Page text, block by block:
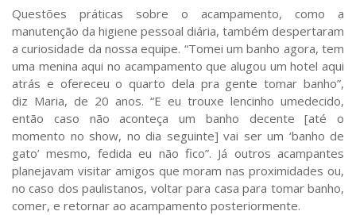
Questões práticas sobre o acampamento, como a
manutenção da higiene pessoal diária, também despertaram
a curiosidade da nossa equipe. “Tomei um banho agora, tem
uma menina aqui no acampamento que alugou um hotel aqui
atrás e ofereceu o quarto dela pra gente tomar banho”,
diz Maria, de 20 anos. “E eu trouxe lencinho umedecido,
então caso não aconteça um banho decente [até o
momento no show, no dia seguinte] vai ser um ‘banho de
gato’ mesmo, fedida eu não fico”. Já outros acampantes
planejavam visitar amigos que moram nas proximidades ou,
no caso dos paulistanos, voltar para casa para tomar banho,
comer, e retornar ao acampamento posteriormente.